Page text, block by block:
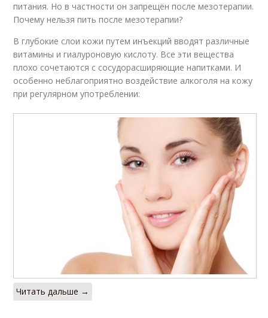
питания. Но в частности он запрещён после мезотерапии.
Почему нельзя пить после мезотерапии?
В глубокие слои кожи путем инъекций вводят различные
витамины и гиалуроновую кислоту. Все эти вещества
плохо сочетаются с сосудорасширяющие напитками. И
особенно неблагоприятно воздействие алкоголя на кожу
при регулярном употреблении:
Читать дальше →